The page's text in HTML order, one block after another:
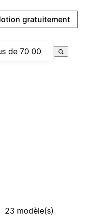
gratuitement
23 modèle(s)